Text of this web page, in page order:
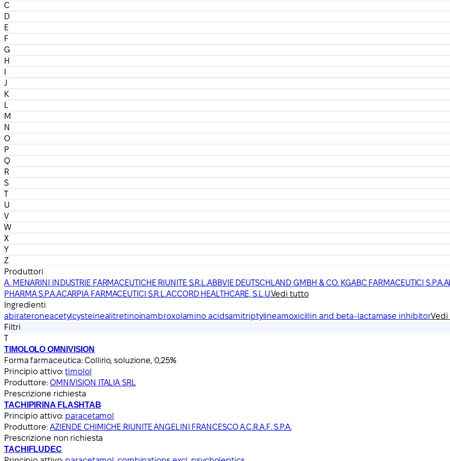
C
D
E
F
G
H
I
J
K
L
M
N
O
P
Q
R
S
T
U
V
W
X
Y
Z
Produttori
A. MENARINI INDUSTRIE FARMACEUTICHE RIUNITE S.R.L.ABBVIE DEUTSCHLAND GMBH & CO. KGABC FARMACEUTICI S.P.A.
PHARMA S.P.A.ACARPIA FARMACEUTICI S.R.L.ACCORD HEALTHCARE, S.L.U.Vedi tutto
Ingredienti
abirateroneacetylcysteinealitretinoinambroxolamino acidsamitriptylineamoxicillin and beta-lactamase inhibitor
Filtri
T
TIMOLOLO OMNIVISION
Forma farmaceutica: Collirio, soluzione, 0,25%
Principio attivo:timolol
Produttore: OMNIVISION ITALIA SRL
Prescrizione richiesta
TACHIPIRINA FLASHTAB
Principio attivo: paracetamol
Produttore: AZIENDE CHIMICHE RIUNITE ANGELINI FRANCESCO A.C.R.A.F. S.P.A.
Prescrizione non richiesta
TACHIFLUDEC